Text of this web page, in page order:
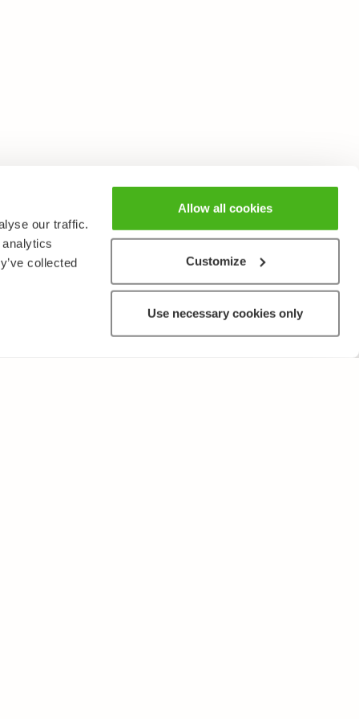
our traffic.
collected
Allow all cookies
Customize
Use necessary cookies only